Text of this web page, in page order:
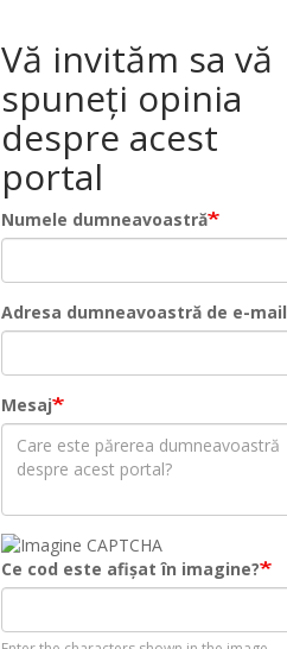
Vă invităm sa vă
spuneți opinia
despre acest
portal
Numele dumneavoastră
Adresa dumneavoastră de e-mail
Mesaj
Ce cod este afișat în imagine?